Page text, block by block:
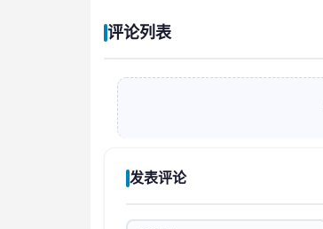
评论列表
发表评论